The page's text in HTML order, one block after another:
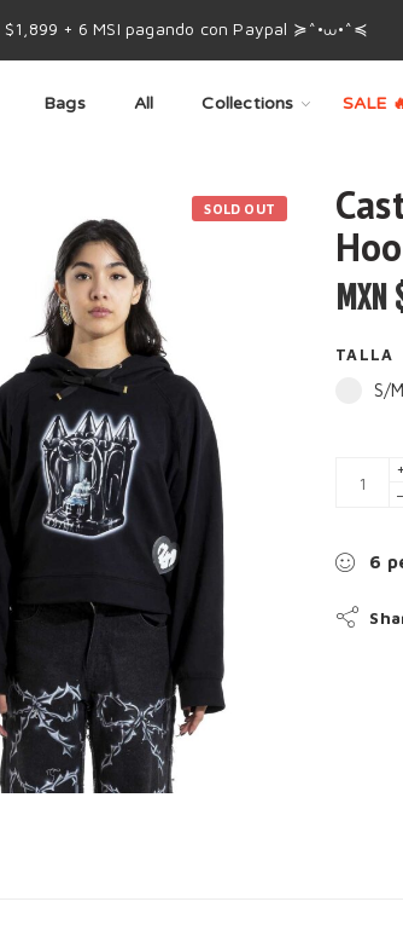
+ 6 MSI pagando con Paypal ≽^•⩊•^≼
Bags All Collections SALE
SOLD OUT
MXN
TALLA
S/M
+
−
6